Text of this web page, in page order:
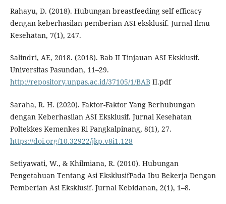
Rahayu, D. (2018). Hubungan breastfeeding self efficacy
dengan keberhasilan pemberian ASI eksklusif. Jurnal Ilmu
Kesehatan, 7(1), 247.
Salindri, AE, 2018. (2018). Bab II Tinjauan ASI Eksklusif.
Universitas Pasundan, 11–29.
http://repository.unpas.ac.id/37105/1/BABII.pdf
Saraha, R. H. (2020). Faktor-Faktor Yang Berhubungan
dengan Keberhasilan ASI Eksklusif. Jurnal Kesehatan
Poltekkes Kemenkes Ri Pangkalpinang, 8(1), 27.
https://doi.org/10.32922/jkp.v8i1.128
Setiyawati, W., & Khilmiana, R. (2010). Hubungan
Pengetahuan Tentang Asi EksklusifPada Ibu Bekerja Dengan
Pemberian Asi Eksklusif. Jurnal Kebidanan, 2(1), 1–8.